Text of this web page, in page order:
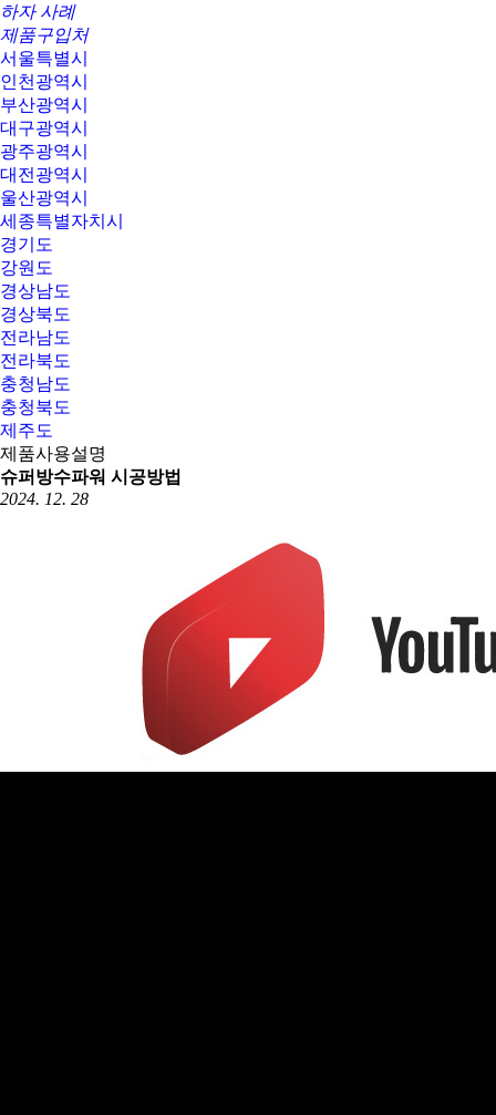
하자 사례
제품구입처
서울특별시
인천광역시
부산광역시
대구광역시
광주광역시
대전광역시
울산광역시
세종특별자치시
경기도
강원도
경상남도
경상북도
전라남도
전라북도
충청남도
충청북도
제주도
제품사용설명
슈퍼방수파워 시공방법
2024. 12. 28